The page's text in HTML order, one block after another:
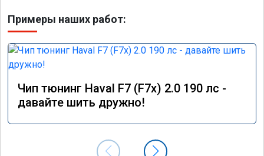
Примеры наших работ:
Чип тюнинг Haval F7 (F7x) 2.0 190 лс -
давайте шить дружно!